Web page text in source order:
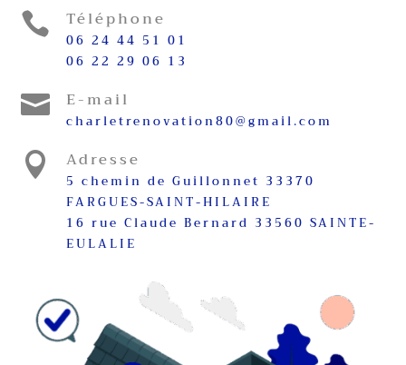
 Téléphone
06 24 44 51 01
06 22 29 06 13
 E-mail
charletrenovation80@gmail.com
 Adresse
5 chemin de Guillonnet 33370
FARGUES-SAINT-HILAIRE
16 rue Claude Bernard 33560 SAINTE-
EULALIE